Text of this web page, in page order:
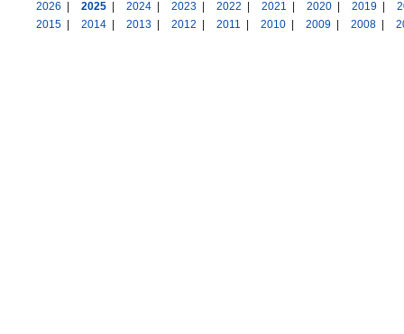
2026
2025 2024 2023 2022 2021 2020 2019
2015
2014 2013 2012 2011 2010 2009 2008